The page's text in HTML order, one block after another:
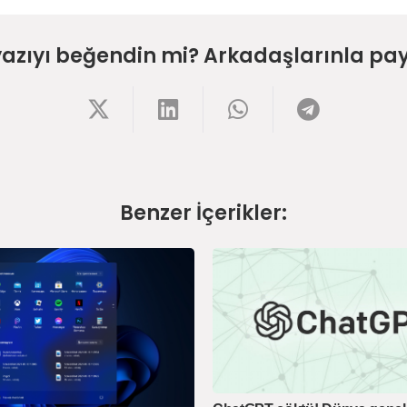
beğendin mi? Arkadaşlarınla
Benzer İçerikler: